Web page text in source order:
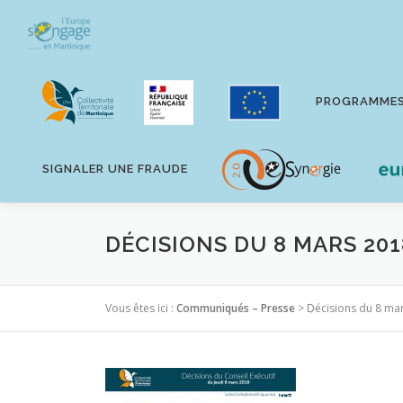
contenu
SIGNALER UNE FRAUDE
DÉCISIONS DU 8 MARS
Vous êtes ici : Communiqués – Presse > Décisions du 8